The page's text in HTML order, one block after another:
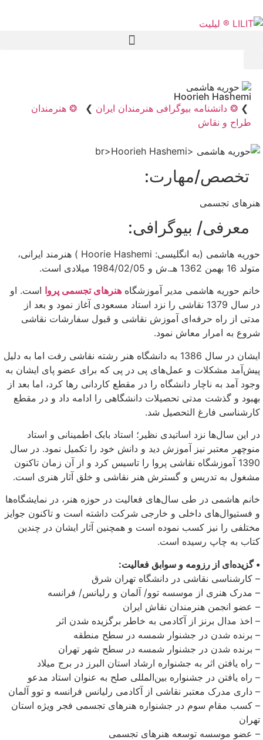
حوریه هاشمی
Hoorieh Hashemi
❯ ❂ دانشنامه بیوگرافی هنرمندان ایران ❯
❂ هنرمندان
طراح و نقاش
تخصص/مهارت:
هنرهای تجسمی
معرفی/ بیوگرافی:
حوریه هاشمی (به انگلیسی: Hoorie Hashemi ) هنرمند ایرانی،
متولد 16 بهمن 1362 هـ.ش و 1984/02/05 میلادی است.
خانم حوریه هاشمی مدیر آموزشگاه هنرهای تجسمی پروا است. او
در سال 1379 نقاشی را نزد استاد مسعودی آغاز نمود و بعد از
مدتی از راه حرفه‌ای آموزش نقاشی و قبول سفارشات نقاشی
شروع به امرار معاش نمود.
ایشان در سال 1386 به دانشگاه هنر رشته نقاشی رفت اما به دلیل
پیش‌آمد مشکلات و عمل‌های پی در پی که برای عضو پای ایشان به
وجود آمد به ناچار دانشگاه را در مقطع کاردانی رها کرد، اما بعد از
بهبود و گذشت مدتی تحصیلات دانشگاهی را ادامه داد و در مقطع
کارشناسی فارغ التحصیل شد.
در این سال‌ها نزد اساتیدی نظیر؛ استاد بابک اطمینانی و استاد
منوچهر معتبر نیز آموزش دید و دانش خود را تکمیل نمود. در سال
1390 آموزشگاه نقاشی پروا را تاسیس کرد و از آن زمان تاکنون
مشغول به تدریس و گسترش هنر نقاشی و خلق آثار هنری است.
خانم هاشمی در طی سال‌های فعالیت در حوزه هنر، در نمایشگاه‌ها
و فستیوال‌های داخلی و خارجی شرکت داشته است و تاکنون جوایز
مختلفی را نیز کسب نموده است و همچنین آثار ایشان در چندین
کتاب به چاپ رسیده است.
• گزیده‌ای از رزومه و سوابق فعالیت:
– کارشناسی نقاشی در دانشگاه تهران شرق
– مدرک هنری از موسسه توو/ آلمان و رلیانس/ فرانسه
– عضو انجمن هنرمندان نقاش ایران
– اخذ مدال برنز از آکادمی به خاطر برگزیده شدن اثر
– برنده شدن در جشنوار شمسه در سطح منطقه
– برنده شدن در جشنوار شمسه در سطح شهر تهران
– راه یافتن اثر به جشنواره ارشاد استان البرز در برج میلاد
– راه یافتن در جشنواره بین‌المللی صلح به عنوان استاد مدعو
– داری مدرک معتبر نقاشی از آکادمی رلیانس فرانسه و توو آلمان
– کسب مقام سوم در جشنواره هنرهای تجسمی فجر ویژه استان
تهران
– عضو موسسه توسعه هنرهای تجسمی